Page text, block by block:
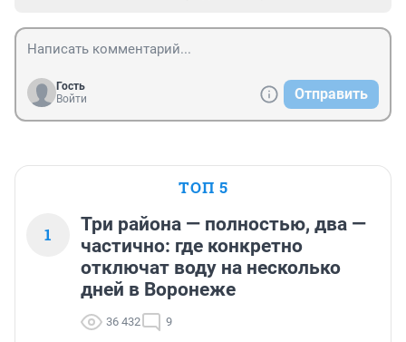
Гость
Войти
Отправить
ТОП 5
1
Три района — полностью, два —
частично: где конкретно
отключат воду на несколько
дней в Воронеже
36 432 9